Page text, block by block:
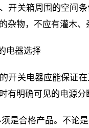
开关箱周围的空间
杂物，不应有灌木、
电器选择
开关电器应能保证
有明确可见的电源
是合格产品。不论